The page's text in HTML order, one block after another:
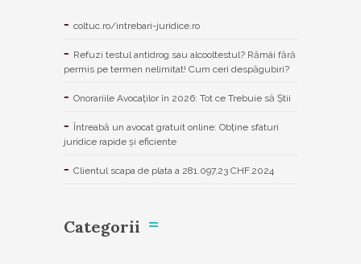
coltuc.ro/intrebari-juridice.ro
Refuzi testul antidrog sau alcooltestul? Rămâi fără
permis pe termen nelimitat! Cum ceri despăgubiri?
Onorariile Avocaților în 2026: Tot ce Trebuie să Știi
Întreabă un avocat gratuit online: Obține sfaturi
juridice rapide și eficiente
Clientul scapa de plata a 281.097,23 CHF.2024
Categorii